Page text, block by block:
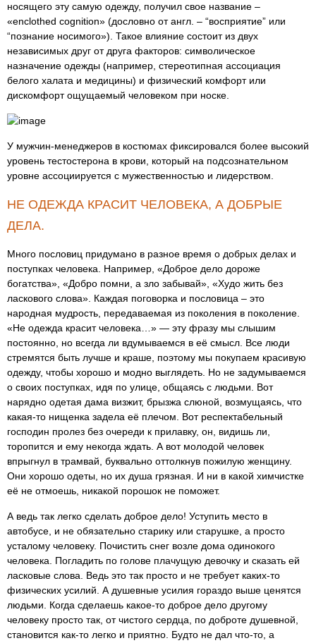
носящего эту самую одежду, получил свое название –
«enclothed cognition» (дословно от англ. – “восприятие” или
“познание носимого»). Такое влияние состоит из двух
независимых друг от друга факторов: символическое
назначение одежды (например, стереотипная ассоциация
белого халата и медицины) и физический комфорт или
дискомфорт ощущаемый человеком при носке.
У мужчин-менеджеров в костюмах фиксировался более высокий
уровень тестостерона в крови, который на подсознательном
уровне ассоциируется с мужественностью и лидерством.
НЕ ОДЕЖДА КРАСИТ ЧЕЛОВЕКА, А ДОБРЫЕ
ДЕЛА.
Много пословиц придумано в разное время о добрых делах и
поступках человека. Например, «Доброе дело дороже
богатства», «Добро помни, а зло забывай», «Худо жить без
ласкового слова». Каждая поговорка и пословица – это
народная мудрость, передаваемая из поколения в поколение.
«Не одежда красит человека…» — эту фразу мы слышим
постоянно, но всегда ли вдумываемся в её смысл. Все люди
стремятся быть лучше и краше, поэтому мы покупаем красивую
одежду, чтобы хорошо и модно выглядеть. Но не задумываемся
о своих поступках, идя по улице, общаясь с людьми. Вот
нарядно одетая дама визжит, брызжа слюной, возмущаясь, что
какая-то нищенка задела её плечом. Вот респектабельный
господин пролез без очереди к прилавку, он, видишь ли,
торопится и ему некогда ждать. А вот молодой человек
впрыгнул в трамвай, буквально оттолкнув пожилую женщину.
Они хорошо одеты, но их душа грязная. И ни в какой химчистке
её не отмоешь, никакой порошок не поможет.
А ведь так легко сделать доброе дело! Уступить место в
автобусе, и не обязательно старику или старушке, а просто
усталому человеку. Почистить снег возле дома одинокого
человека. Погладить по голове плачущую девочку и сказать ей
ласковые слова. Ведь это так просто и не требует каких-то
физических усилий. А душевные усилия гораздо выше ценятся
людьми. Когда сделаешь какое-то доброе дело другому
человеку просто так, от чистого сердца, по доброте душевной,
становится как-то легко и приятно. Будто не дал что-то, а